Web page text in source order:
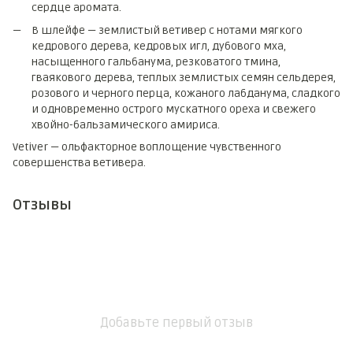
сердце аромата.
В шлейфе — землистый ветивер с нотами мягкого
кедрового дерева, кедровых игл, дубового мха,
насыщенного гальбанума, резковатого тмина,
гваякового дерева, теплых землистых семян сельдерея,
розового и черного перца, кожаного лабданума, сладкого
и одновременно острого мускатного ореха и свежего
хвойно-бальзамического амириса.
Vetiver — ольфакторное воплощение чувственного
совершенства ветивера.
Отзывы
Добавьте первый отзыв